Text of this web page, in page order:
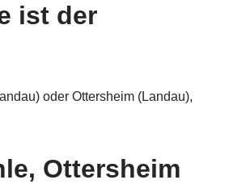
ist der
oder Ottersheim (Landau),
Ottersheim